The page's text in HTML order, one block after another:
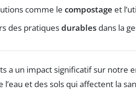
comme le compostage et
des pratiquesdurables dans la
a un impact significatif sur notre
l’eau et des sols qui affectent la